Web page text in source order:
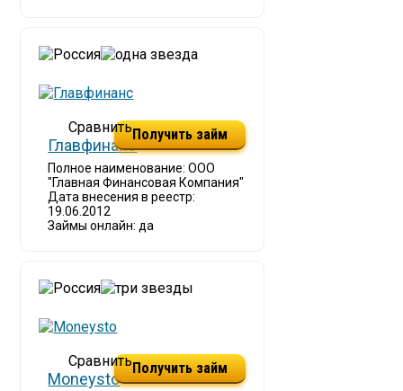
Главфинанс
Полное наименование: ООО
"Главная Финансовая Компания"
Дата внесения в реестр:
19.06.2012
Займы онлайн: да
Получить займ
Moneysto
Получить займ